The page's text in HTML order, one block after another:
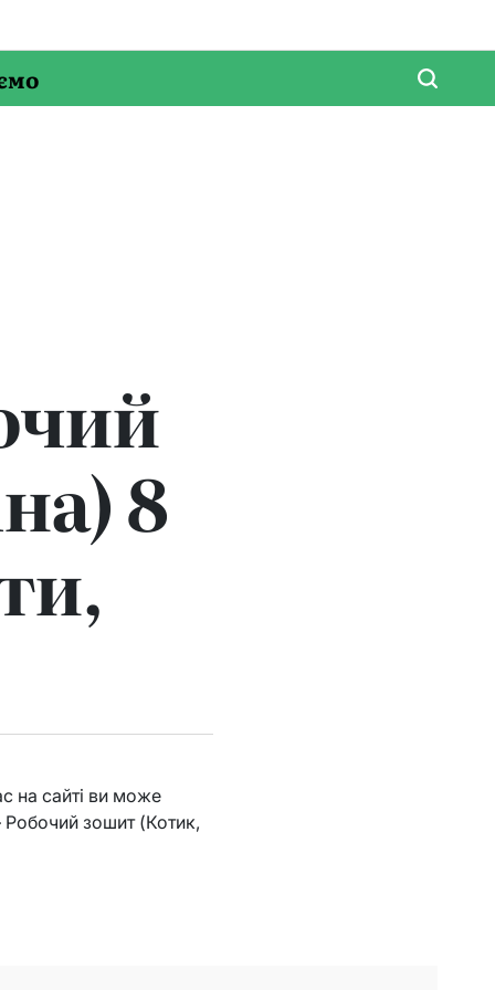
8
на сайті ви може
Робочий зошит (Котик,